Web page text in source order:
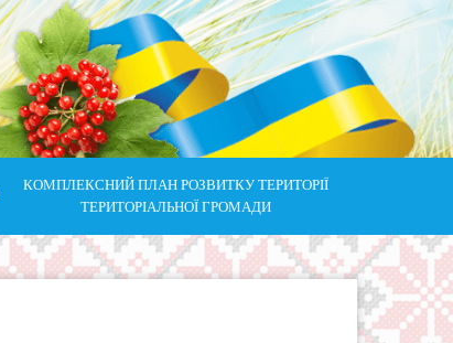
КОМПЛЕКСНИЙ ПЛАН РОЗВИТКУ ТЕРИТОРІЇ
ТЕРИТОРІАЛЬНОЇ ГРОМАДИ